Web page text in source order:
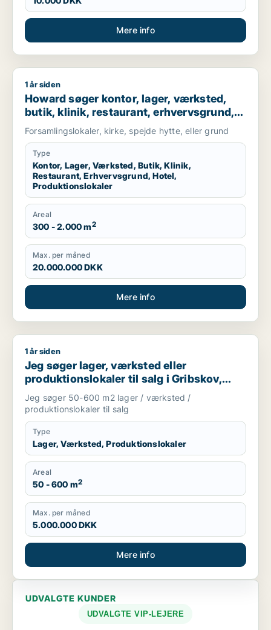
Mere info
Howard søger kontor, lager, værksted, butik, klinik,
1 år siden
Howard søger kontor, lager, værksted,
butik, klinik, restaurant, erhvervsgrund,
hotel eller produktionslokaler til salg i
Herlev, Hillerød eller Værløse m.fl.
Forsamlingslokaler, kirke, spejde hytte, eller grund
Type
Kontor, Lager, Værksted, Butik, Klinik,
Restaurant, Erhvervsgrund, Hotel,
Produktionslokaler
Areal
300 - 2.000 m2
Max. per måned
20.000.000 DKK
Mere info
Jeg søger lager, værksted eller produktionslokaler til salg i
1 år siden
Jeg søger lager, værksted eller
produktionslokaler til salg i Gribskov,
Hillerød eller Allerød m.fl.
Jeg søger 50-600 m2 lager / værksted /
produktionslokaler til salg
Type
Lager, Værksted, Produktionslokaler
Areal
50 - 600 m2
Max. per måned
5.000.000 DKK
Mere info
UDVALGTE KUNDER
UDVALGTE VIP-LEJERE